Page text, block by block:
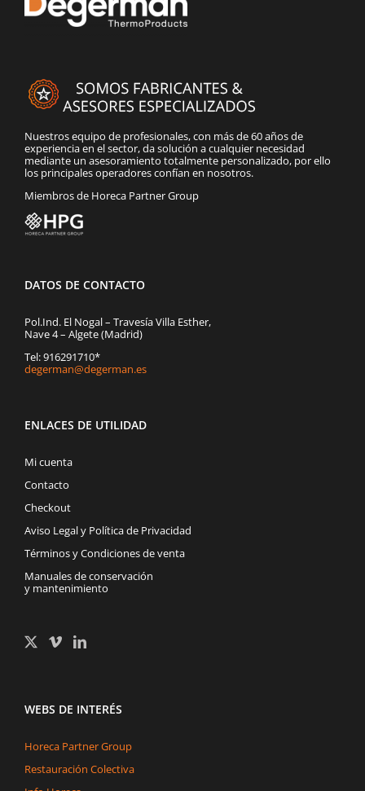
Nuestros equipo de profesionales, con más de 60 años de
experiencia en el sector, da solución a cualquier necesidad
mediante un asesoramiento totalmente personalizado, por ello
los principales operadores confían en nosotros.
Miembros de Horeca Partner Group
DATOS DE CONTACTO
Pol.Ind. El Nogal – Travesía Villa Esther,
Nave 4 – Algete (Madrid)
Tel: 916291710*
degerman@degerman.es
ENLACES DE UTILIDAD
Mi cuenta
Contacto
Checkout
Aviso Legal y Política de Privacidad
Términos y Condiciones de venta
Manuales de conservación
y mantenimiento
WEBS DE INTERÉS
Horeca Partner Group
Restauración Colectiva